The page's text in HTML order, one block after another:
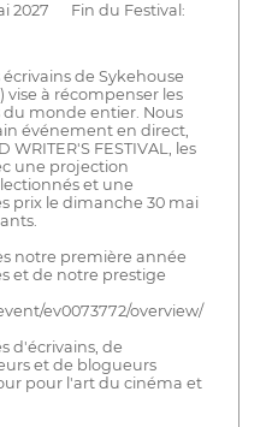
2027 Fin du Festival:
de Sykehouse
vise à récompenser les
du monde entier. Nous
événement en direct,
WRITER'S FESTIVAL, les
une projection
et une
prix le dimanche 30 mai
notre première année
et de notre prestige
ev0073772/overview/
d'écrivains, de
et de blogueurs
pour l'art du cinéma et